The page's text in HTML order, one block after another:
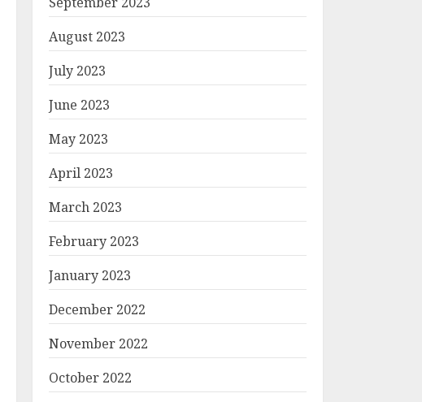
August 2023
July 2023
June 2023
May 2023
April 2023
March 2023
February 2023
January 2023
December 2022
November 2022
October 2022